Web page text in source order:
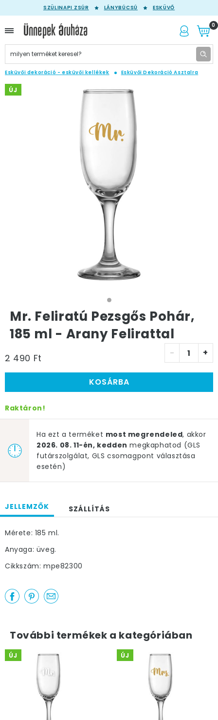
SZÜLINAPI ZSÚR LÁNYBÚCSÚ ESKÜVŐ
0
Esküvői dekoráció - esküvői kellékek Esküvői Dekoráció Asztalra
ÚJ
Mr. Feliratú Pezsgős Pohár,
185 ml - Arany Felirattal
2 490 Ft - +
KOSÁRBA
Raktáron!
Ha ezt a terméket most megrendeled, akkor
2026. 08. 11-én, kedden megkaphatod (GLS
futárszolgálat, GLS csomagpont választása
esetén)
JELLEMZŐK SZÁLLÍTÁS
Mérete: 185 ml.
Anyaga: üveg.
Cikkszám: mpe82300
További termékek a kategóriában
ÚJ ÚJ